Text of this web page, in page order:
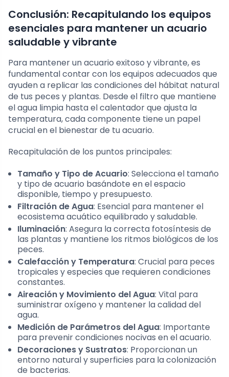
Conclusión: Recapitulando los equipos
esenciales para mantener un acuario
saludable y vibrante
Para mantener un acuario exitoso y vibrante, es
fundamental contar con los equipos adecuados que
ayuden a replicar las condiciones del hábitat natural
de tus peces y plantas. Desde el filtro que mantiene
el agua limpia hasta el calentador que ajusta la
temperatura, cada componente tiene un papel
crucial en el bienestar de tu acuario.
Recapitulación de los puntos principales:
Tamaño y Tipo de Acuario: Selecciona el tamaño
y tipo de acuario basándote en el espacio
disponible, tiempo y presupuesto.
Filtración de Agua: Esencial para mantener el
ecosistema acuático equilibrado y saludable.
Iluminación: Asegura la correcta fotosíntesis de
las plantas y mantiene los ritmos biológicos de los
peces.
Calefacción y Temperatura: Crucial para peces
tropicales y especies que requieren condiciones
constantes.
Aireación y Movimiento del Agua: Vital para
suministrar oxígeno y mantener la calidad del
agua.
Medición de Parámetros del Agua: Importante
para prevenir condiciones nocivas en el acuario.
Decoraciones y Sustratos: Proporcionan un
entorno natural y superficies para la colonización
de bacterias.